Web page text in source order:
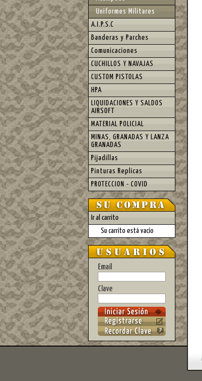
Uniformes Militares
A.I.P.S.C
Banderas y Parches
Comunicaciones
CUCHILLOS Y NAVAJAS
CUSTOM PISTOLAS
HPA
LIQUIDACIONES Y SALDOS
AIRSOFT
MATERIAL POLICIAL
MINAS, GRANADAS Y LANZA
GRANADAS
Pijadillas
Pinturas Replicas
PROTECCION - COVID
Ir al carrito
Su carrito está vacío
Email
Clave